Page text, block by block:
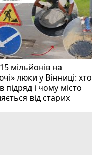
мільйонів на
люки у Вінниці: хто
підряд і чому місто
від старих